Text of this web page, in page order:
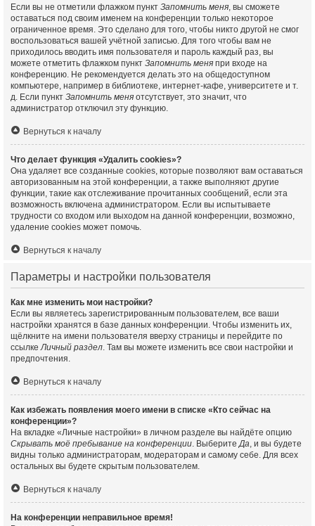
Если вы не отметили флажком пункт Запомнить меня, вы сможете
оставаться под своим именем на конференции только некоторое
ограниченное время. Это сделано для того, чтобы никто другой не смог
воспользоваться вашей учётной записью. Для того чтобы вам не
приходилось вводить имя пользователя и пароль каждый раз, вы
можете отметить флажком пункт Запомнить меня при входе на
конференцию. Не рекомендуется делать это на общедоступном
компьютере, например в библиотеке, интернет-кафе, университете и т.
д. Если пункт Запомнить меня отсутствует, это значит, что
администратор отключил эту функцию.
Вернуться к началу
Что делает функция «Удалить cookies»?
Она удаляет все созданные cookies, которые позволяют вам оставаться
авторизованным на этой конференции, а также выполняют другие
функции, такие как отслеживание прочитанных сообщений, если эта
возможность включена администратором. Если вы испытываете
трудности со входом или выходом на данной конференции, возможно,
удаление cookies может помочь.
Вернуться к началу
Параметры и настройки пользователя
Как мне изменить мои настройки?
Если вы являетесь зарегистрированным пользователем, все ваши
настройки хранятся в базе данных конференции. Чтобы изменить их,
щёлкните на имени пользователя вверху страницы и перейдите по
ссылкеЛичный раздел. Там вы можете изменить все свои настройки и
предпочтения.
Вернуться к началу
Как избежать появления моего имени в списке «Кто сейчас на
конференции»?
На вкладке «Личные настройки» в личном разделе вы найдёте опцию
Скрывать моё пребывание на конференции. ВыберитеДа, и вы будете
видны только администраторам, модераторам и самому себе. Для всех
остальных вы будете скрытым пользователем.
Вернуться к началу
На конференции неправильное время!